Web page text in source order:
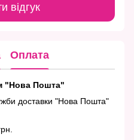
відгук
Оплата
"Нова Пошта"
доставки "Нова Пошта"